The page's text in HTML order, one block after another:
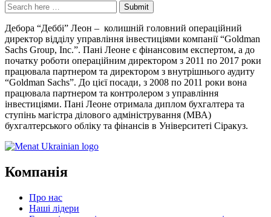
Search
site
Search
for:
Submit
Дебора “Деббі” Леон – колишній головний операційний
директор відділу управління інвестиціями компанії “Goldman
Sachs Group, Inc.”. Пані Леоне є фінансовим експертом, а до
початку роботи операційним директором з 2011 по 2017 роки
працювала партнером та директором з внутрішнього аудиту
“Goldman Sachs”. До цієї посади, з 2008 по 2011 роки вона
працювала партнером та контролером з управління
інвестиціями. Пані Леоне отримала диплом бухгалтера та
ступінь магістра ділового адміністрування (МВА)
бухгалтерського обліку та фінансів в Університеті Сіракуз.
Компанія
Про нас
Наші лідери